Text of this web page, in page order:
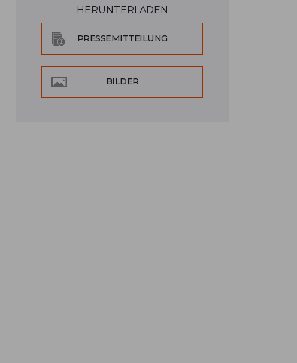
HERUNTERLADEN
PRESSEMITTEILUNG
BILDER